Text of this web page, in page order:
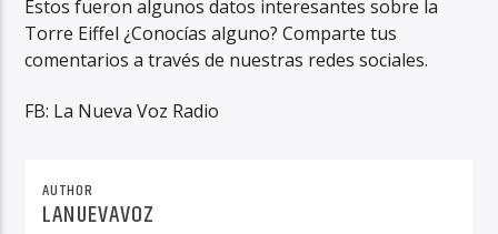
Estos fueron algunos datos interesantes sobre la
Torre Eiffel ¿Conocías alguno? Comparte tus
comentarios a través de nuestras redes sociales.
FB: La Nueva Voz Radio
AUTHOR
LANUEVAVOZ